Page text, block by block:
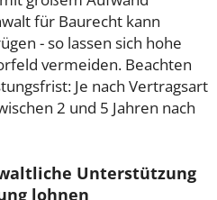
für Baurecht kann
- so lassen sich hohe
vermeiden. Beachten
Je nach Vertragsart
2 und 5 Jahren nach
Unterstützung
lohnen